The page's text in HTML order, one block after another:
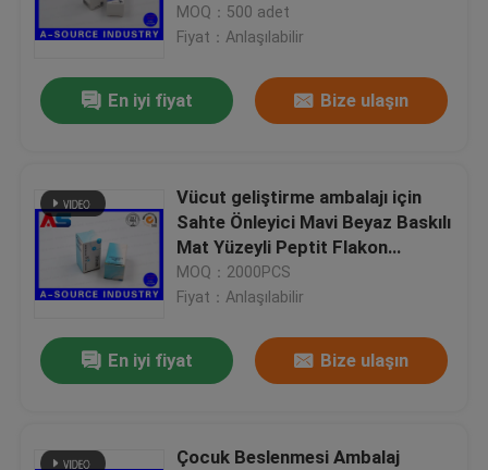
Pharmabox Baskı
MOQ：500 adet
Fiyat：Anlaşılabilir
En iyi fiyat Bize ulaşın
Vücut geliştirme ambalajı için
Sahte Önleyici Mavi Beyaz Baskılı
Mat Yüzeyli Peptit Flakon
Saklama Kutusu Satın Al
MOQ：2000PCS
Fiyat：Anlaşılabilir
En iyi fiyat Bize ulaşın
Çocuk Beslenmesi Ambalaj